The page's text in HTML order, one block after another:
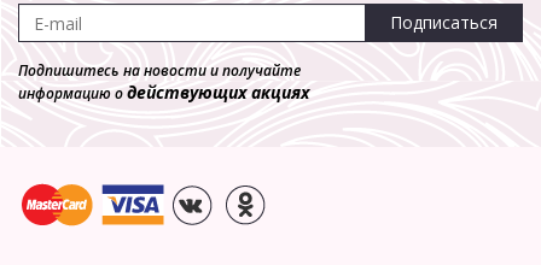
Подписаться
Подпишитесь на новости и получайте
информацию одействующих акциях